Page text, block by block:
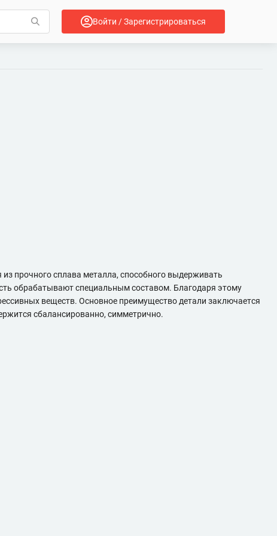
Войти / Зарегистрироваться
прочного сплава металла, способного выдерживать
обрабатывают специальным составом. Благодаря этому
веществ. Основное преимущество детали заключается
сбалансированно, симметрично.